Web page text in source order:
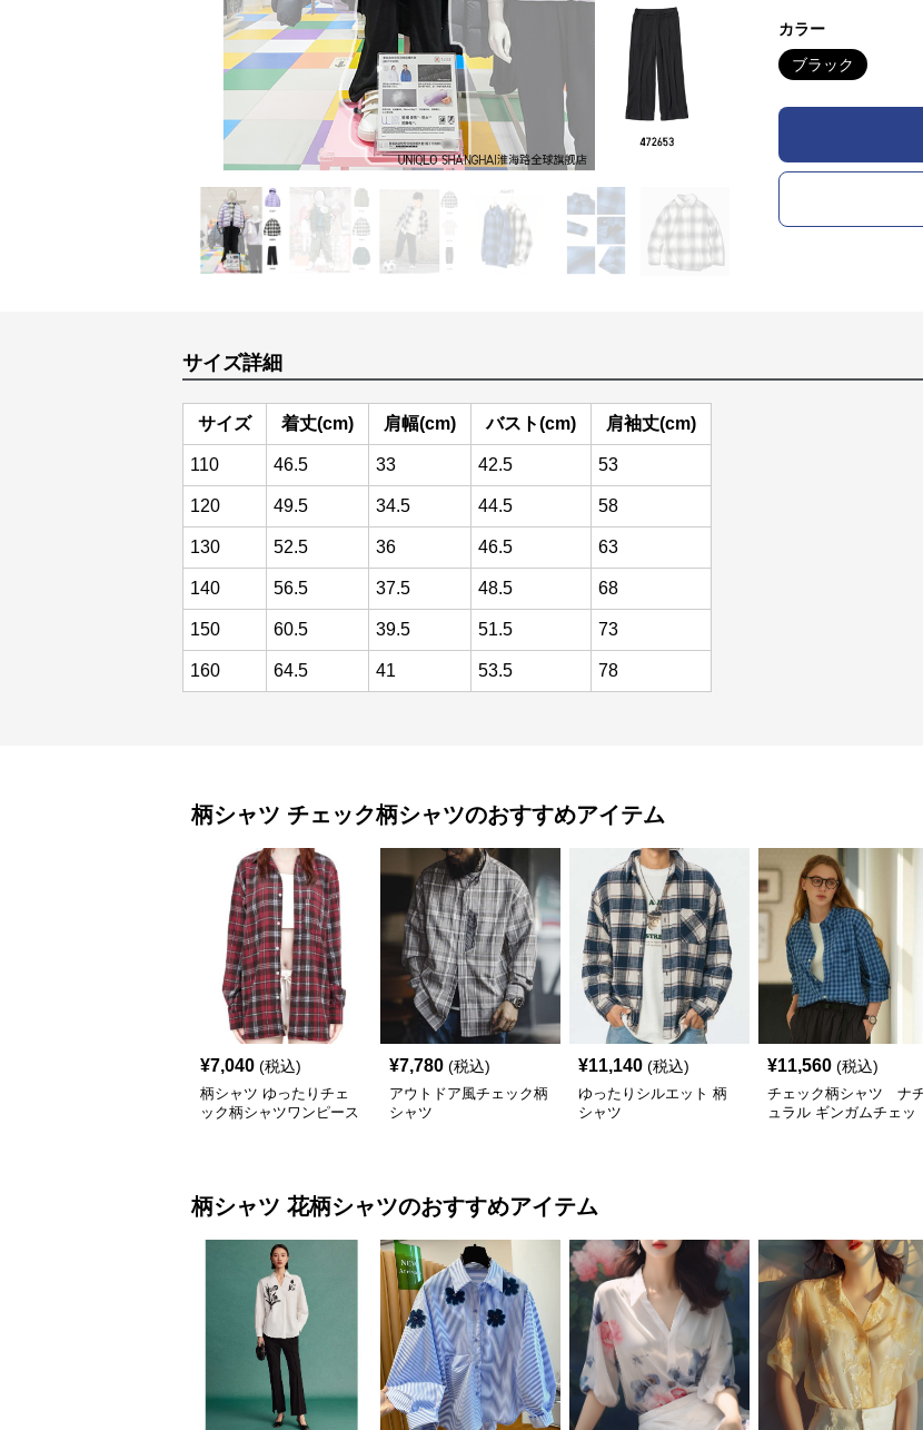
カラー
ブラック
サイズ詳細
サイズ 着丈(cm) 肩幅(cm) バスト(cm) 肩袖丈(cm)
110 46.5 33 42.5 53
120 49.5 34.5 44.5 58
130 52.5 36 46.5 63
140 56.5 37.5 48.5 68
150 60.5 39.5 51.5 73
160 64.5 41 53.5 78
柄シャツ チェック柄シャツのおすすめアイテム
¥7,040 (税込)
柄シャツ ゆったりチェ
ック柄シャツワンピース
¥7,780 (税込)
アウトドア風チェック柄
シャツ
¥11,140 (税込)
ゆったりシルエット 柄
シャツ
¥11,560 (税込)
チェック柄シャツ ナ
ュラル ギンガムチェッ
柄シャツ 花柄シャツのおすすめアイテム